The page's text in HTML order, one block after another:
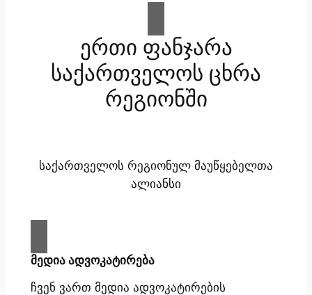
ერთი ფანჯარა
საქართველოს ცხრა
რეგიონში
საქართველოს რეგიონულ მაუწყებელთა
ალიანსი
მედია ადვოკატირება
ჩვენ ვართ მედია ადვოკატირების